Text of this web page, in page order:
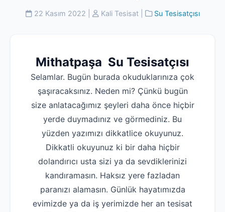
22 Kasım 2022 Kali Tesisat| Su Tesisatçısı
Mithatpaşa Su Tesisatçısı
Selamlar. Bugün burada okuduklarınıza çok
şaşıracaksınız. Neden mi? Çünkü bugün
size anlatacağımız şeyleri daha önce hiçbir
yerde duymadınız ve görmediniz. Bu
yüzden yazımızı dikkatlice okuyunuz.
Dikkatli okuyunuz ki bir daha hiçbir
dolandırıcı usta sizi ya da sevdiklerinizi
kandıramasın. Haksız yere fazladan
paranızı alamasın. Günlük hayatımızda
evimizde ya da iş yerimizde her an tesisat